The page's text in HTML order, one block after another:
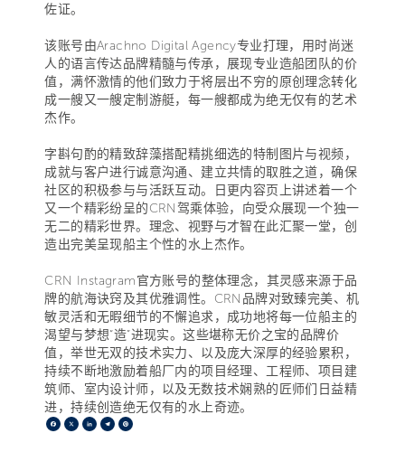
佐证。
该账号由Arachno Digital Agency专业打理，用时尚迷
人的语言传达品牌精髓与传承，展现专业造船团队的价
值，满怀激情的他们致力于将层出不穷的原创理念转化
成一艘又一艘定制游艇，每一艘都成为绝无仅有的艺术
杰作。
字斟句酌的精致辞藻搭配精挑细选的特制图片与视频，
成就与客户进行诚意沟通、建立共情的取胜之道，确保
社区的积极参与与活跃互动。日更内容页上讲述着一个
又一个精彩纷呈的CRN驾乘体验，向受众展现一个独一
无二的精彩世界。理念、视野与才智在此汇聚一堂，创
造出完美呈现船主个性的水上杰作。
CRN Instagram官方账号的整体理念，其灵感来源于品
牌的航海诀窍及其优雅调性。CRN品牌对致臻完美、机
敏灵活和无暇细节的不懈追求，成功地将每一位船主的
渴望与梦想“造”进现实。这些堪称无价之宝的品牌价
值，举世无双的技术实力、以及庞大深厚的经验累积，
持续不断地激励着船厂内的项目经理、工程师、项目建
筑师、室内设计师，以及无数技术娴熟的匠师们日益精
进，持续创造绝无仅有的水上奇迹。
Facebook
X LinkedIn
Telegram